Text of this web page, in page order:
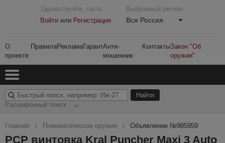
Здравствуйте, гость
Войти или Регистрация
Выбранный регион
Вся Россия
О
проекте
ПравилаРекламаГарантАнти-
мошенник
КонтактыЗакон "Об
оружии"
Расширенный поиск
Главная Пневматическое оружие Объявление №985959
PCP винтовка Kral Puncher Maxi 3 Auto